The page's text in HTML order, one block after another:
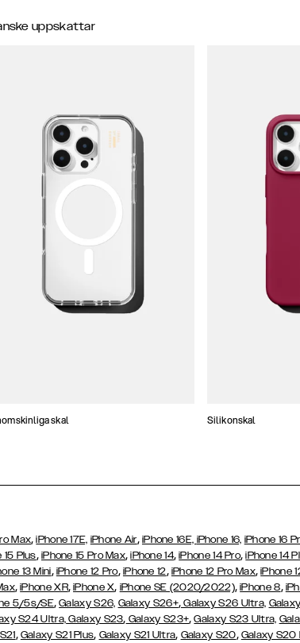
uppskattar
skal Silikonskal
Max,iPhone 17E, iPhone Air, iPhone 16E, iPhone 16, iPhone 16
15 Plus, iPhone 15 Pro Max,iPhone 14,iPhone 14 Pro,iPhone 14
13 Mini, iPhone 12 Pro, iPhone 12, iPhone 12 Pro Max,iPhone
,iPhone XR,iPhone X, iPhone SE (2020/2022),iPhone 8,
5/5s/SE,Galaxy S26, Galaxy S26+,Galaxy S26 Ultra,
S24 Ultra, Galaxy S23, Galaxy S23+,Galaxy S23 Ultra,
, Galaxy S21 Plus, Galaxy S21 Ultra, Galaxy S20, Galaxy S20